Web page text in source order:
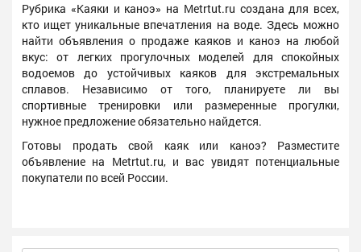
Рубрика «Каяки и каноэ» на Metrtut.ru создана для всех,
кто ищет уникальные впечатления на воде. Здесь можно
найти объявления о продаже каяков и каноэ на любой
вкус: от легких прогулочных моделей для спокойных
водоемов до устойчивых каяков для экстремальных
сплавов. Независимо от того, планируете ли вы
спортивные тренировки или размеренные прогулки,
нужное предложение обязательно найдется.
Готовы продать свой каяк или каноэ? Разместите
объявление на Metrtut.ru, и вас увидят потенциальные
покупатели по всей России.